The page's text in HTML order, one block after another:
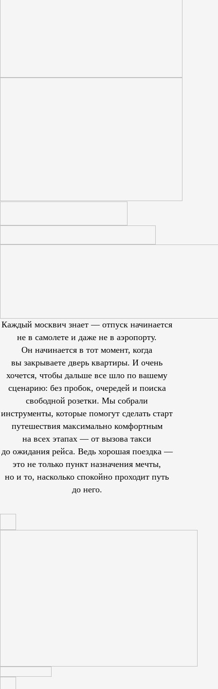
Каждый москвич знает — отпуск начинается
не в самолете и даже не в аэропорту.
Он начинается в тот момент, когда
вы закрываете дверь квартиры. И очень
хочется, чтобы дальше все шло по вашему
сценарию: без пробок, очередей и поиска
свободной розетки. Мы собрали
инструменты, которые помогут сделать старт
путешествия максимально комфортным
на всех этапах — от вызова такси
до ожидания рейса. Ведь хорошая поездка —
это не только пункт назначения мечты,
но и то, насколько спокойно проходит путь
до него.